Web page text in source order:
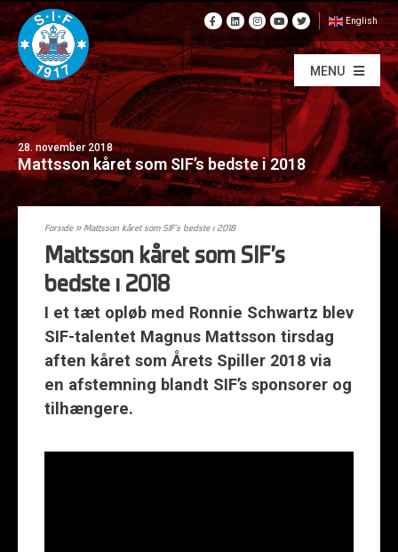
English
MENU
28. november 2018
Mattsson kåret som SIF’s bedste i 2018
Forside»Mattsson kåret som SIF’s bedste i 2018
Mattsson kåret som SIF’s
bedste i 2018
I et tæt opløb med Ronnie Schwartz blev
SIF-talentet Magnus Mattsson tirsdag
aften kåret som Årets Spiller 2018 via
en afstemning blandt SIF’s sponsorer og
tilhængere.